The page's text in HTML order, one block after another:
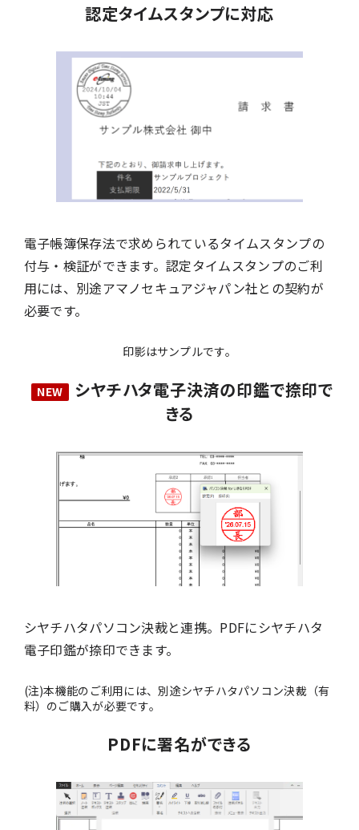
認定タイムスタンプに対応
電子帳簿保存法で求められているタイムスタンプの
付与・検証ができます。認定タイムスタンプのご利
用には、別途アマノセキュアジャパン社との契約が
必要です。
印影はサンプルです。
シヤチハタ電子決済の印鑑で捺印で
きる
シヤチハタパソコン決裁と連携。PDFにシヤチハタ
電子印鑑が捺印できます。
(注)本機能のご利用には、別途シヤチハタパソコン決裁（有
料）のご購入が必要です。
PDFに署名ができる